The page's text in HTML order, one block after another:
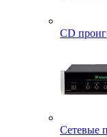
CD
Сетевые